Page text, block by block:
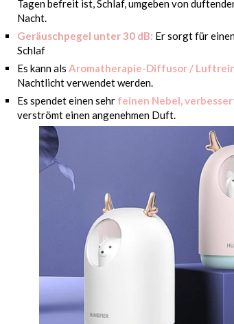
Tagen befreit ist, Schlaf, umgeben von
Nacht.
Geräuschpegel unter 30 dB: Er sorgt für
Schlaf
Es kann als Aromatherapie-Diffusor /
Nachtlicht verwendet werden.
Es spendet einen sehr feinen Nebel,
verströmt einen angenehmen Duft.